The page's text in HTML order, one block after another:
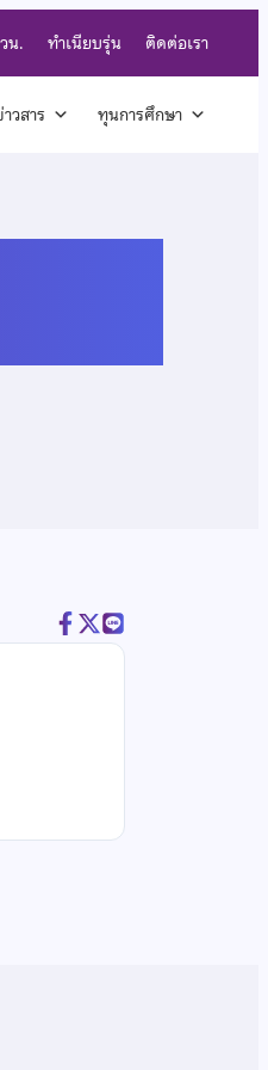
น. ทำเนียบรุ่น ติดต่อเรา
วสาร ทุนการศึกษา